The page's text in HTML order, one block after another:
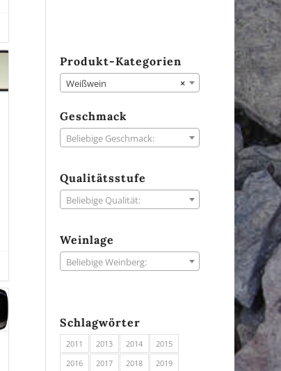
Produkt-Kategorien
×
Weißwein
Geschmack
Beliebige Geschmack:
Qualitätsstufe
Beliebige Qualität:
Weinlage
Beliebige Weinberg:
Schlagwörter
2011 2013 2014
2015
2016
2017 2018
2019